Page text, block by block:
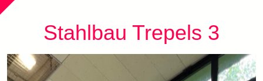
Stahlbau Trepels 3